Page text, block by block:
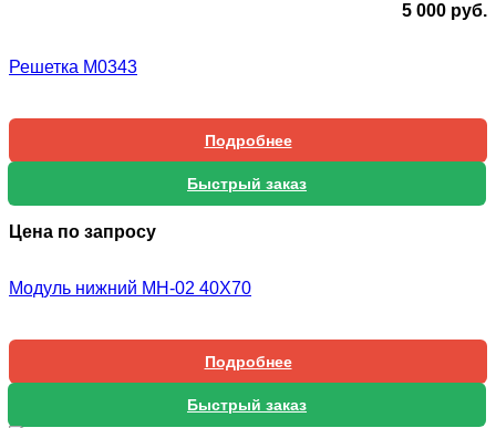
5 000 руб.
Решетка М0343
Подробнее
Быстрый заказ
Цена по запросу
Модуль нижний МН-02 40Х70
Подробнее
Быстрый заказ